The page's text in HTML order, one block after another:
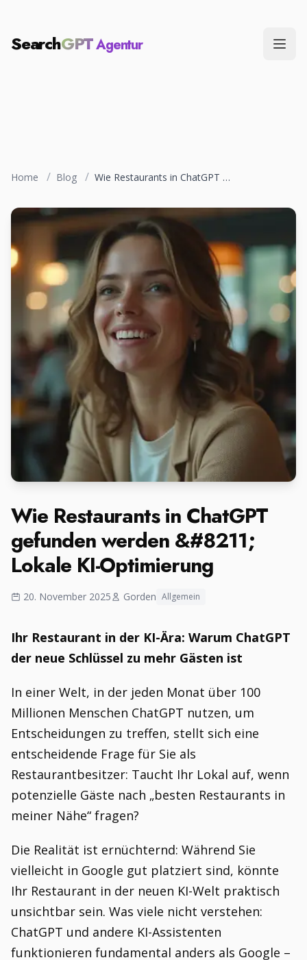
SearchGPTAgentur
Home / Blog / Wie Restaurants in ChatGPT gefunden werden &#8211; Lokale KI-Optimierung
Wie Restaurants in ChatGPT
gefunden werden &#8211;
Lokale KI-Optimierung
20. November 2025 Gorden Allgemein
Ihr Restaurant in der KI-Ära: Warum ChatGPT
der neue Schlüssel zu mehr Gästen ist
In einer Welt, in der jeden Monat über 100
Millionen Menschen ChatGPT nutzen, um
Entscheidungen zu treffen, stellt sich eine
entscheidende Frage für Sie als
Restaurantbesitzer: Taucht Ihr Lokal auf, wenn
potenzielle Gäste nach „besten Restaurants in
meiner Nähe“ fragen?
Die Realität ist ernüchternd: Während Sie
vielleicht in Google gut platziert sind, könnte
Ihr Restaurant in der neuen KI-Welt praktisch
unsichtbar sein. Was viele nicht verstehen:
ChatGPT und andere KI-Assistenten
funktionieren fundamental anders als Google –